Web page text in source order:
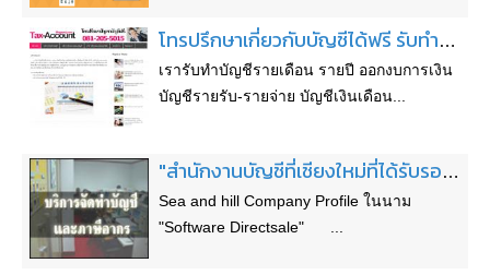
โทรปรึกษาเกี่ยวกับบัญชีได้ฟรี รับทำบัญชี ตรวจสอบบัญชี ภาษีอากร ยื่นภาษีบริษัท หรือห้างหุ้นส่วนจำกัด
เรารับทำบัญชีรายเดือน รายปี ออกงบการเงิน
บัญชีรายรับ-รายจ่าย บัญชีเงินเดือน...
"สำนักงานบัญชีที่เชียงใหม่ที่ได้รับรองสำนักงานบัญชีคุณภาพของกรมพัฒนาธุรกิจและมาตรฐาน ISO 9001:2008"
Sea and hill Company Profile ในนาม
"Software Directsale" ...